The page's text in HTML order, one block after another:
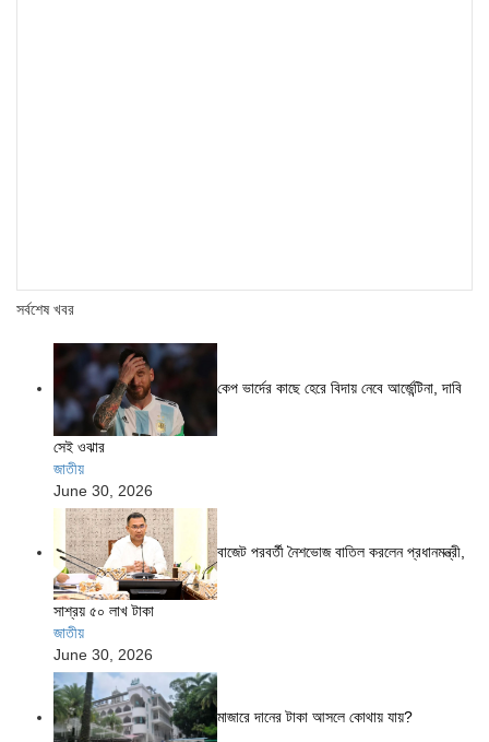
সর্বশেষ খবর
কেপ ভার্দের কাছে হেরে বিদায় নেবে আর্জেন্টিনা, দাবি
সেই ওঝার
জাতীয়
June 30, 2026
বাজেট পরবর্তী নৈশভোজ বাতিল করলেন প্রধানমন্ত্রী,
সাশ্রয় ৫০ লাখ টাকা
জাতীয়
June 30, 2026
মাজারে দানের টাকা আসলে কোথায় যায়?